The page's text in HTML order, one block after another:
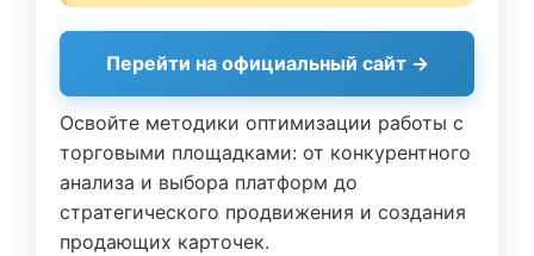
Перейти на официальный сайт →
Освойте методики оптимизации работы с
торговыми площадками: от конкурентного
анализа и выбора платформ до
стратегического продвижения и создания
продающих карточек.